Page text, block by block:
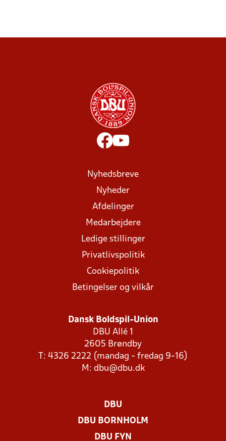
Nyhedsbreve
Nyheder
Afdelinger
Medarbejdere
Ledige stillinger
Privatlivspolitik
Cookiepolitik
Betingelser og vilkår
Dansk Boldspil-Union
DBU Allé 1
2605 Brøndby
T: 4326 2222 (mandag - fredag 9-16)
M: dbu@dbu.dk
DBU
DBU BORNHOLM
DBU FYN